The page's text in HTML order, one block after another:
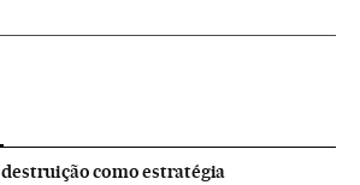
como estratégia